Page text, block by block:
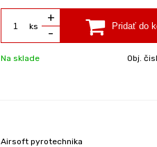
ks
+
-
Na sklade Obj.
Airsoft pyrotechnika